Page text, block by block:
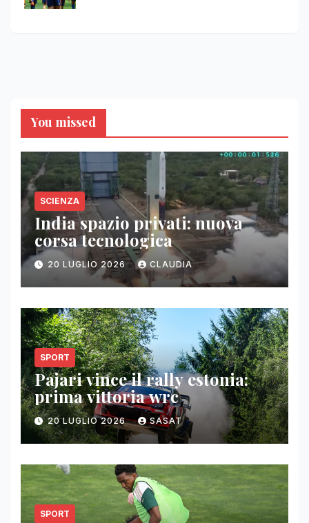
You missed
SCIENZA
India spazio privati: nuova
corsa tecnologica
20 LUGLIO 2026 CLAUDIA
SPORT
Pajari vince il rally estonia:
prima vittoria wrc
20 LUGLIO 2026 SASAT
SPORT